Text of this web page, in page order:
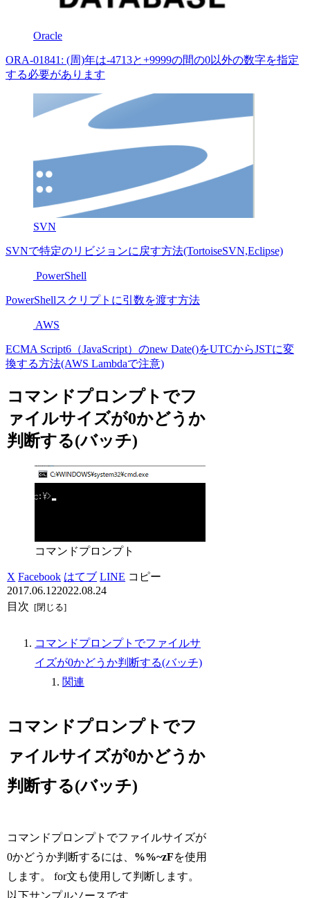
Oracle
ORA-01841: (周)年は-4713と+9999の間の0以外の数字を指定
する必要があります
SVN
SVNで特定のリビジョンに戻す方法(TortoiseSVN,Eclipse)
PowerShell
PowerShellスクリプトに引数を渡す方法
AWS
ECMA Script6（JavaScript）のnew Date()をUTCからJSTに変
換する方法(AWS Lambdaで注意)
コマンドプロンプトでフ
ァイルサイズが0かどうか
判断する(バッチ)
コマンドプロンプト
X Facebook はてブ LINE コピー
2017.06.122022.08.24
目次
コマンドプロンプトでファイルサ
イズが0かどうか判断する(バッチ)
関連
コマンドプロンプトでフ
ァイルサイズが0かどうか
判断する(バッチ)
コマンドプロンプトでファイルサイズが
0かどうか判断するには、 %%~zFを使用
します。 for文も使用して判断します。
以下サンプルソースです。